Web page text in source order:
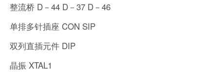
整流桥 D－44 D－37 D－46
单排多针插座 CON SIP
双列直插元件 DIP
晶振 XTAL1